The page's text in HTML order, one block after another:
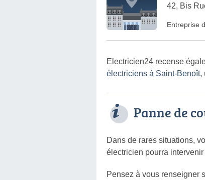
42, Bis
Entreprise
Electricien24 recense
électriciens à Saint-Benoît,
Panne de
Dans de rares situations,
électricien pourra
Pensez à vous renseigner